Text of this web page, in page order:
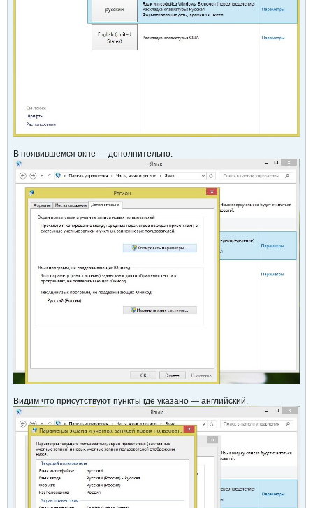
В появившемся окне — дополнительно.
Видим что присутствуют пункты где указано — английский.